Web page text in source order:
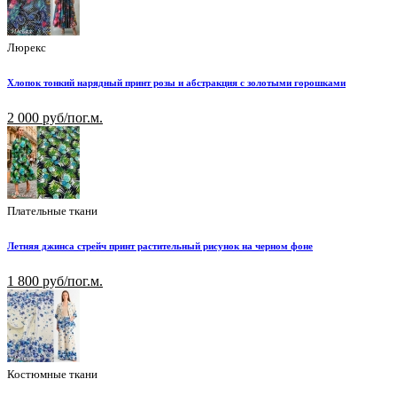
Люрекс
Хлопок тонкий нарядный принт розы и абстракция с золотыми горошками
2 000 руб/пог.м.
Плательные ткани
Летняя джинса стрейч принт растительный рисунок на черном фоне
1 800 руб/пог.м.
Костюмные ткани